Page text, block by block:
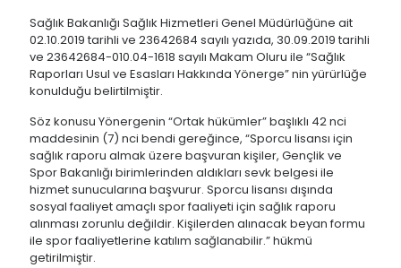
Sağlık Bakanlığı Sağlık Hizmetleri Genel Müdürlüğüne ait
02.10.2019 tarihli ve 23642684 sayılı yazıda, 30.09.2019 tarihli
ve 23642684-010.04-1618 sayılı Makam Oluru ile “Sağlık
Raporları Usul ve Esasları Hakkında Yönerge” nin yürürlüğe
konulduğu belirtilmiştir.
Söz konusu Yönergenin “Ortak hükümler” başlıklı 42 nci
maddesinin (7) nci bendi gereğince, “Sporcu lisansı için
sağlık raporu almak üzere başvuran kişiler, Gençlik ve
Spor Bakanlığı birimlerinden aldıkları sevk belgesi ile
hizmet sunucularına başvurur. Sporcu lisansı dışında
sosyal faaliyet amaçlı spor faaliyeti için sağlık raporu
alınması zorunlu değildir. Kişilerden alınacak beyan formu
ile spor faaliyetlerine katılım sağlanabilir.” hükmü
getirilmiştir.